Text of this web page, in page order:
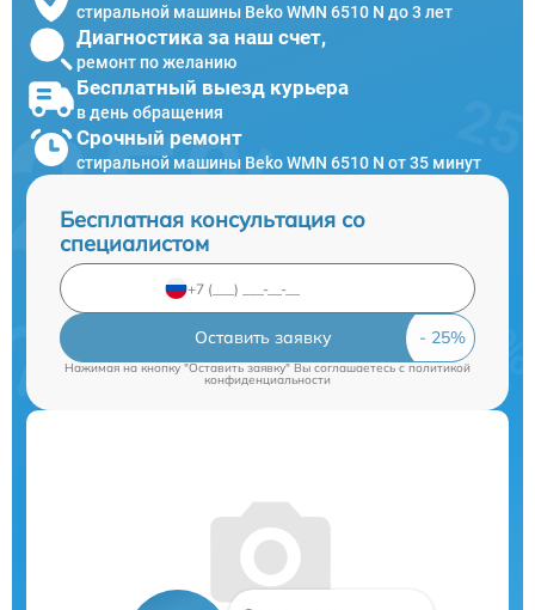
стиральной машины Beko WMN 6510 N до 3 лет
Диагностика за наш счет,
ремонт по желанию
Бесплатный выезд курьера
в день обращения
Срочный ремонт
стиральной машины Beko WMN 6510 N от 35 минут
Бесплатная консультация со
специалистом
Оставить заявку
Нажимая на кнопку "Оставить заявку" Вы соглашаетесь c политикой
конфиденциальности